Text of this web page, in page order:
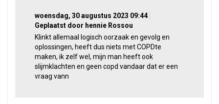
woensdag, 30 augustus 2023 09:44
Geplaatst door hennie Rossou
Klinkt allemaal logisch oorzaak en gevolg en
oplossingen, heeft dus niets met COPDte
maken, ik zelf wel, mijn man heeft ook
slijmklachten en geen copd vandaar dat er een
vraag vann